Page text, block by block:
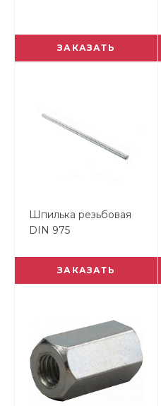
ЗАКАЗАТЬ
Шпилька резьбовая
DIN 975
ЗАКАЗАТЬ